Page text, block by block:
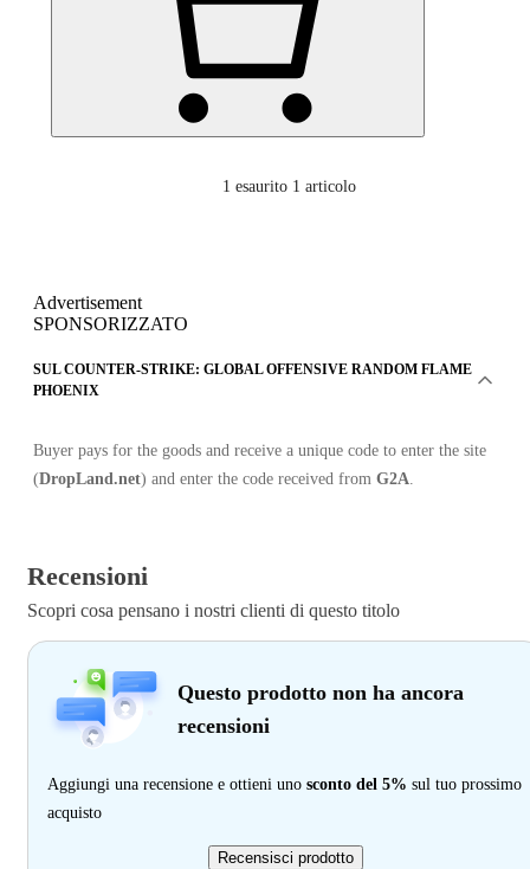
1 esaurito 1 articolo
Advertisement
SPONSORIZZATO
SUL COUNTER-STRIKE: GLOBAL OFFENSIVE RANDOM FLAME
PHOENIX
Buyer pays for the goods and receive a unique code to enter the site
(DropLand.net) and enter the code received from G2A
Recensioni
Scopri cosa pensano i nostri clienti di questo titolo
Questo prodotto non ha ancora
recensioni
Aggiungi una recensione e ottieni uno sconto del 5% sul tuo prossimo
acquisto
Recensisci prodotto